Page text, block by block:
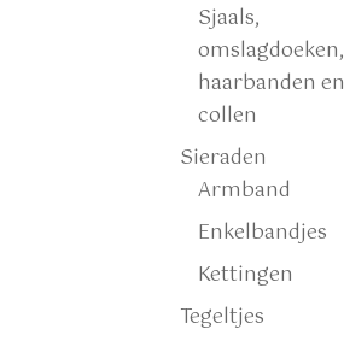
Sjaals,
omslagdoeken,
haarbanden en
collen
Sieraden
Armband
Enkelbandjes
Kettingen
Tegeltjes